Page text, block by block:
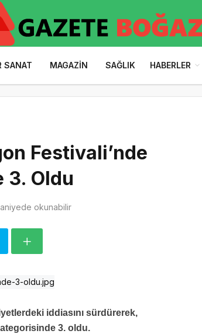
SANAT MAGAZIN SAĞLIK HABERLER
Festivali’nde
3. Oldu
okunabilir
iddiasını sürdürerek,
3. oldu.